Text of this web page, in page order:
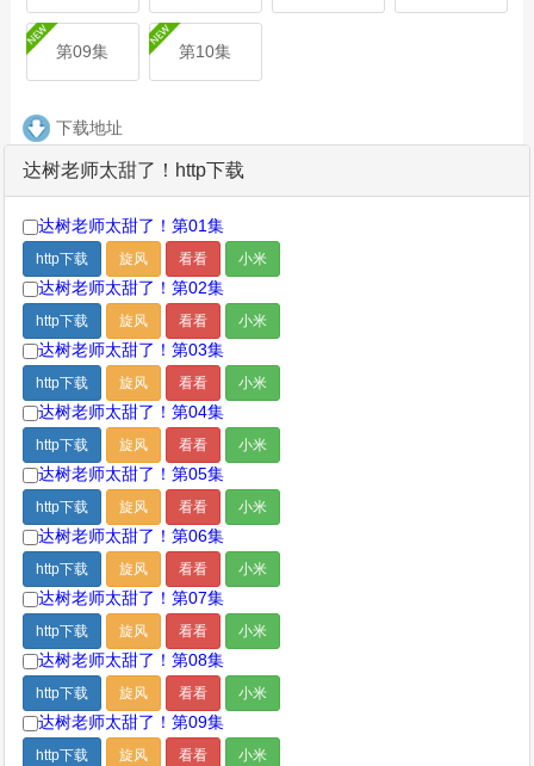
（町田启太 饰）是这里的工作人员，他
奉行“只做开心的事”，带着孩子们画画、
玩游戏、自在相处，被同事青峰雫（松
而，在陪伴孩子们面对伤痛与迷惘的过
程中，达树隐藏的挣扎与他选择温柔的
理由逐渐浮现。两人在冲突与理解中，
重新思考“教育”与“陪伴”的真正意义。
剧集
第09集 第10集
下载地址
达树老师太甜了！http下载
达树老师太甜了！第01集
http下载 旋风 看看 小米
达树老师太甜了！第02集
http下载 旋风 看看 小米
达树老师太甜了！第03集
http下载 旋风 看看 小米
达树老师太甜了！第04集
http下载 旋风 看看 小米
达树老师太甜了！第05集
http下载 旋风 看看 小米
达树老师太甜了！第06集
http下载 旋风 看看 小米
达树老师太甜了！第07集
http下载 旋风 看看 小米
达树老师太甜了！第08集
http下载 旋风 看看 小米
达树老师太甜了！第09集
http下载 旋风 看看 小米